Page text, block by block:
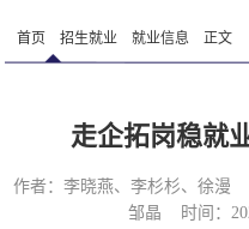
首页 招生就业 就业信息 正文
走企拓岗稳就
作者：李晓燕、李杉杉、徐
邹晶 时间：